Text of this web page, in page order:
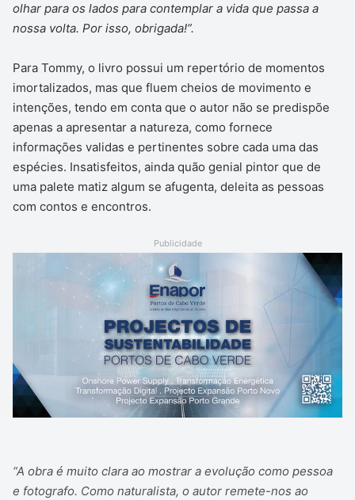
olhar para os lados para contemplar a vida que passa a
nossa volta. Por isso, obrigada!”.
Para Tommy, o livro possui um repertório de momentos
imortalizados, mas que fluem cheios de movimento e
intenções, tendo em conta que o autor não se predispõe
apenas a apresentar a natureza, como fornece
informações validas e pertinentes sobre cada uma das
espécies. Insatisfeitos, ainda quão genial pintor que de
uma palete matiz algum se afugenta, deleita as pessoas
com contos e encontros.
Publicidade
“A obra é muito clara ao mostrar a evolução como pessoa
e fotografo. Como naturalista, o autor remete-nos ao